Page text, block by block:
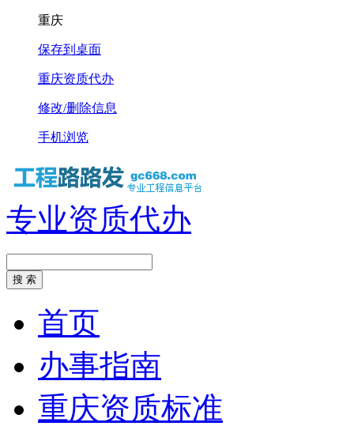
重庆
保存到桌面
重庆资质代办
修改/删除信息
手机浏览
专业资质代办
首页
办事指南
重庆资质标准